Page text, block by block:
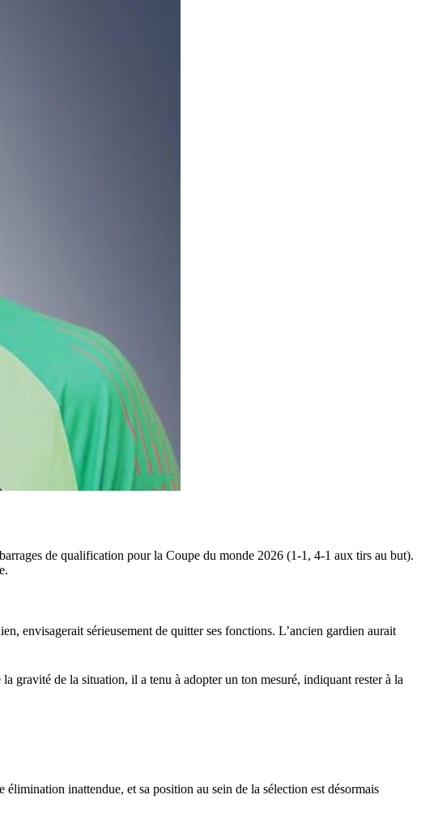
de qualification pour la Coupe du monde 2026 (1-1, 4-1 aux tirs au but).
envisagerait sérieusement de quitter ses fonctions. L’ancien gardien aurait
gravité de la situation, il a tenu à adopter un ton mesuré, indiquant rester à la
inattendue, et sa position au sein de la sélection est désormais